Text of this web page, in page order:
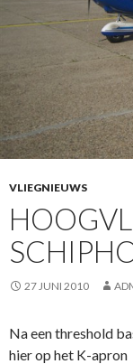
VLIEGNIEUWS
27 JUNI 2010
Na een threshold
hier op het K-apron